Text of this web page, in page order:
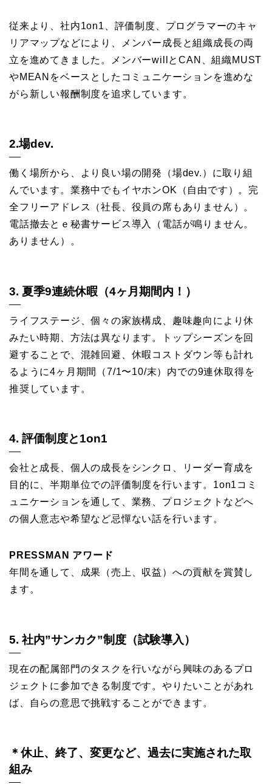
従来より、社内1on1、評価制度、プログラマーのキャ
リアマップなどにより、メンバー成長と組織成長の両
立を進めてきました。メンバーwillとCAN、組織MUST
やMEANをベースとしたコミュニケーションを進めな
がら新しい報酬制度を追求しています。
2.場dev.
働く場所から、より良い場の開発（場dev.）に取り組
んでいます。業務中でもイヤホンOK（自由です）。完
全フリーアドレス（社長、役員の席もありません）。
電話撤去とｅ秘書サービス導入（電話が鳴りません。
ありません）。
3. 夏季9連続休暇（4ヶ月期間内！）
ライフステージ、個々の家族構成、趣味趣向により休
みたい時期、方法は異なります。トップシーズンを回
避することで、混雑回避、休暇コストダウン等も計れ
るように4ヶ月期間（7/1〜10/末）内での9連休取得を
推奨しています。
4. 評価制度と1on1
会社と成長、個人の成長をシンクロ、リーダー育成を
目的に、半期単位での評価制度を行います。1on1コミ
ュニケーションを通して、業務、プロジェクトなどへ
の個人意志や希望など忌憚ない話を行います。
PRESSMAN アワード
年間を通して、成果（売上、収益）への貢献を賞賛し
ます。
5. 社内”サンカク”制度（試験導入）
現在の配属部門のタスクを行いながら興味のあるプロ
ジェクトに参加できる制度です。やりたいことがあれ
ば、自らの意思で挑戦することができます。
＊休止、終了、変更など、過去に実施された取
組み